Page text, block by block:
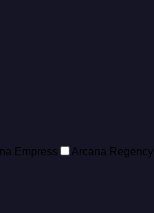
Empress Arcana Regency